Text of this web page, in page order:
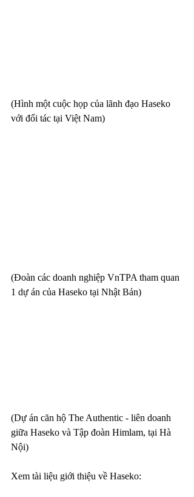
(Hình một cuộc họp của lãnh đạo Haseko
với đối tác tại Việt Nam)
(Đoàn các doanh nghiệp VnTPA tham quan
1 dự án của Haseko tại Nhật Bản)
(Dự án căn hộ The Authentic - liên doanh
giữa Haseko và Tập đoàn Himlam, tại Hà
Nội)
Xem tài liệu giới thiệu về Haseko: